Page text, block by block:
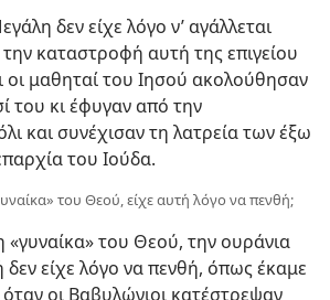
δεν είχε λόγο ν’ αγάλλεται
καταστροφή αυτή της επιγείου
οι μαθηταί του Ιησού ακολούθησαν
του κι έφυγαν από την
και συνέχισαν τη λατρεία των έξω
του Ιούδα.
του Θεού, είχε αυτή λόγο να πενθή;
του Θεού, την ουράνια
είχε λόγο να πενθή, όπως έκαμε
οι Βαβυλώνιοι κατέστρεψαν